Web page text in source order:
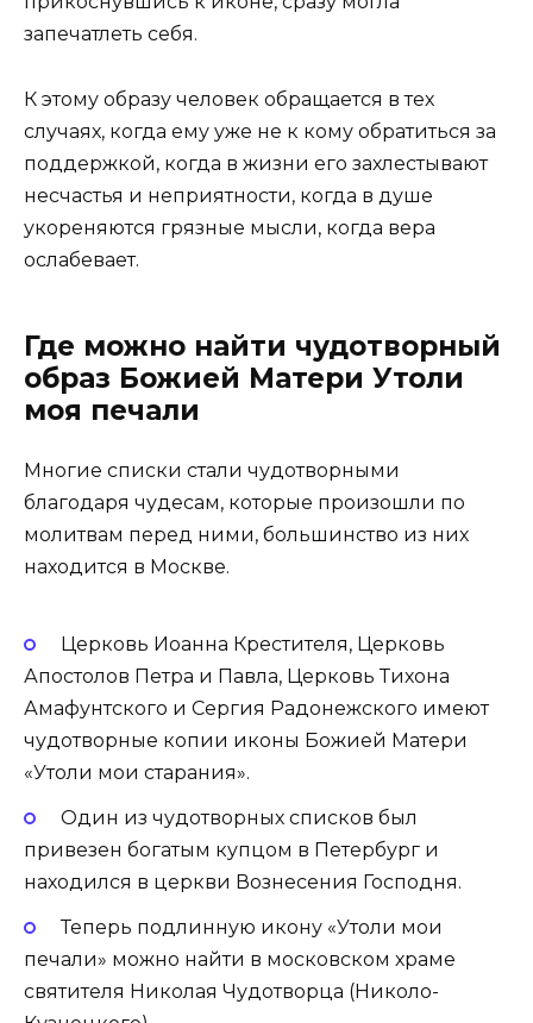
запечатлеть себя.
К этому образу человек обращается в тех
случаях, когда ему уже не к кому обратиться за
поддержкой, когда в жизни его захлестывают
несчастья и неприятности, когда в душе
укореняются грязные мысли, когда вера
ослабевает.
Где можно найти чудотворный
образ Божией Матери Утоли
моя печали
Многие списки стали чудотворными
благодаря чудесам, которые произошли по
молитвам перед ними, большинство из них
находится в Москве.
Церковь Иоанна Крестителя, Церковь
Апостолов Петра и Павла, Церковь Тихона
Амафунтского и Сергия Радонежского имеют
чудотворные копии иконы Божией Матери
«Утоли мои старания».
Один из чудотворных списков был
привезен богатым купцом в Петербург и
находился в церкви Вознесения Господня.
Теперь подлинную икону «Утоли мои
печали» можно найти в московском храме
святителя Николая Чудотворца (Николо-